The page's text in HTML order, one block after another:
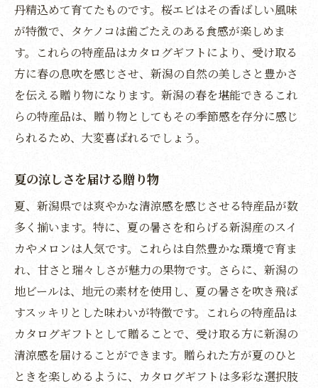
細部に宿る職人のこだわり
一つひとつ手作りの温もり
地域を支える職人の技
新潟の誇る巧みな技術
心に響く、手仕事の美
選ばれる理由は職人の技
自然の恵みを贈る喜び
風土が育んだ豊かな味わい
四季を映し出す美しいギフト
自然と調和する贈り物
新潟の自然美を感じる一冊
心安らぐ自然の贈り物
カタログギフトで体験する新潟の文化
文化の香りを届ける贈り物
芸術と歴史を楽しむ一冊
丹精込めて育てたものです。桜エビはその香ばしい風味
が特徴で、タケノコは歯ごたえのある食感が楽しめま
す。これらの特産品はカタログギフトにより、受け取る
方に春の息吹を感じさせ、新潟の自然の美しさと豊かさ
を伝える贈り物になります。新潟の春を堪能できるこれ
らの特産品は、贈り物としてもその季節感を存分に感じ
られるため、大変喜ばれるでしょう。
夏の涼しさを届ける贈り物
夏、新潟県では爽やかな清涼感を感じさせる特産品が数
多く揃います。特に、夏の暑さを和らげる新潟産のスイ
カやメロンは人気です。これらは自然豊かな環境で育ま
れ、甘さと瑞々しさが魅力の果物です。さらに、新潟の
地ビールは、地元の素材を使用し、夏の暑さを吹き飛ば
すスッキリとした味わいが特徴です。これらの特産品は
カタログギフトとして贈ることで、受け取る方に新潟の
清涼感を届けることができます。贈られた方が夏のひと
ときを楽しめるように、カタログギフトは多彩な選択肢